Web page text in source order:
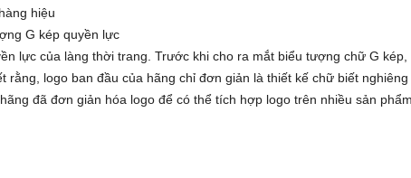
hiệu
G kép quyền lực
lực của làng thời trang. Trước khi cho ra mắt biểu tượng chữ G kép,
rằng, logo ban đầu của hãng chỉ đơn giản là thiết kế chữ biết nghiêng
đã đơn giản hóa logo để có thể tích hợp logo trên nhiều sản phẩm